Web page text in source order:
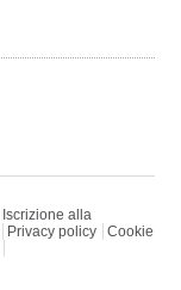
Iscrizione alla
Privacy policy
Cookie